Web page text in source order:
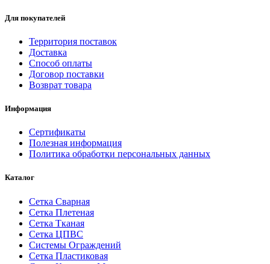
Для покупателей
Территория поставок
Доставка
Способ оплаты
Договор поставки
Возврат товара
Информация
Сертификаты
Полезная информация
Политика обработки персональных данных
Каталог
Сетка Сварная
Сетка Плетеная
Сетка Тканая
Сетка ЦПВС
Системы Ограждений
Сетка Пластиковая